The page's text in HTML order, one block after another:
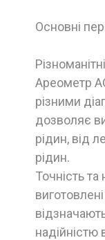
Основні
Ареометр
різними
дозволяє
рідин, від
рідин.
Точність
надійністю